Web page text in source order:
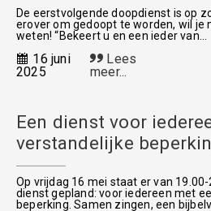
De eerstvolgende doopdienst is op
erover om gedoopt te worden, wil je
weten! “Bekeert u en een ieder van...
16 juni
2025
Lees
meer...
Een dienst voor
verstandelijke
Op vrijdag 16 mei staat er van
dienst gepland: voor iedereen met
beperking. Samen zingen, een